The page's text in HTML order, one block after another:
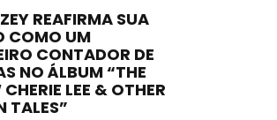
REAFIRMA SUA
COMO UM
CONTADOR DE
NO ÁLBUM “THE
LEE & OTHER
TALES”